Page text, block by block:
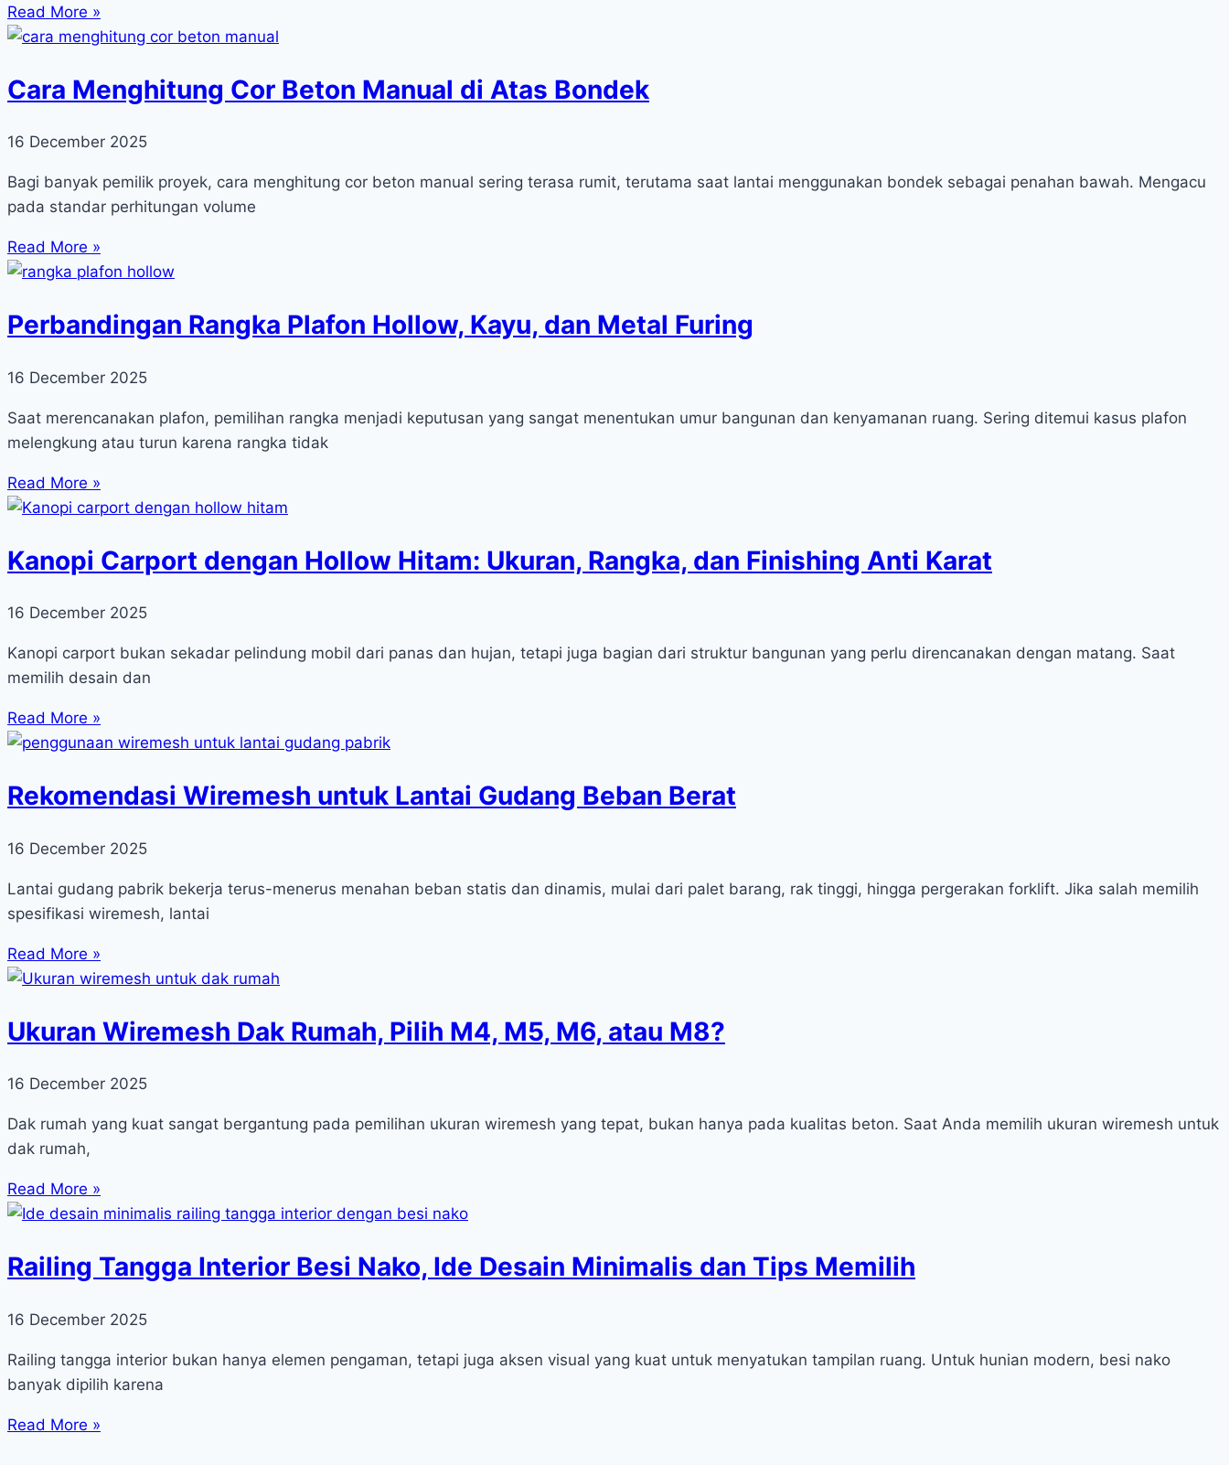
Read More »
Cara Menghitung Cor Beton Manual di Atas Bondek
16 December 2025
Bagi banyak pemilik proyek, cara menghitung cor beton manual sering terasa rumit, terutama saat lantai menggunakan bondek sebagai penahan bawah. Mengacu
pada standar perhitungan volume
Read More »
Perbandingan Rangka Plafon Hollow, Kayu, dan Metal Furing
16 December 2025
Saat merencanakan plafon, pemilihan rangka menjadi keputusan yang sangat menentukan umur bangunan dan kenyamanan ruang. Sering ditemui kasus plafon
melengkung atau turun karena rangka tidak
Read More »
Kanopi Carport dengan Hollow Hitam: Ukuran, Rangka, dan Finishing Anti Karat
16 December 2025
Kanopi carport bukan sekadar pelindung mobil dari panas dan hujan, tetapi juga bagian dari struktur bangunan yang perlu direncanakan dengan matang. Saat
memilih desain dan
Read More »
Rekomendasi Wiremesh untuk Lantai Gudang Beban Berat
16 December 2025
Lantai gudang pabrik bekerja terus-menerus menahan beban statis dan dinamis, mulai dari palet barang, rak tinggi, hingga pergerakan forklift. Jika salah memilih
spesifikasi wiremesh, lantai
Read More »
Ukuran Wiremesh Dak Rumah, Pilih M4, M5, M6, atau M8?
16 December 2025
Dak rumah yang kuat sangat bergantung pada pemilihan ukuran wiremesh yang tepat, bukan hanya pada kualitas beton. Saat Anda memilih ukuran wiremesh untuk
dak rumah,
Read More »
Railing Tangga Interior Besi Nako, Ide Desain Minimalis dan Tips Memilih
16 December 2025
Railing tangga interior bukan hanya elemen pengaman, tetapi juga aksen visual yang kuat untuk menyatukan tampilan ruang. Untuk hunian modern, besi nako
banyak dipilih karena
Read More »